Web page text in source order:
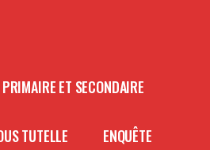
ET SECONDAIRE
TUTELLE ENQUÊTE